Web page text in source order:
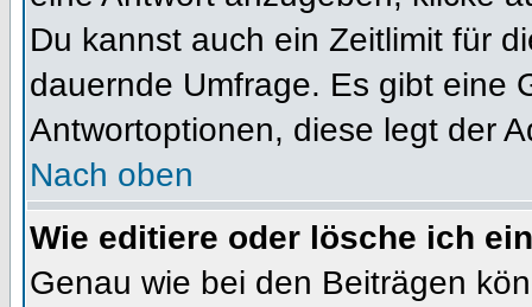
Du kannst auch ein Zeitlimit für
dauernde Umfrage. Es gibt eine
Antwortoptionen, diese legt der
Nach oben
Wie editiere oder lösche ich
Genau wie bei den Beiträgen